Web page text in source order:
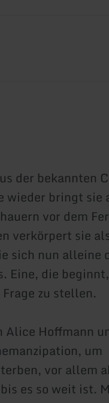
der bekannten
wieder bringt sie
vor dem
verkörpert sie als
sich nun alleine
Eine, die beginnt,
zu stellen.
Alice Hoffmann
um
vor allem
es so weit ist.